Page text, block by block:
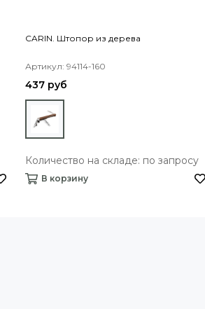
CARIN. Штопор из дерева
Артикул: 94114-160
437 руб
Количество на складе: по запросу
В корзину